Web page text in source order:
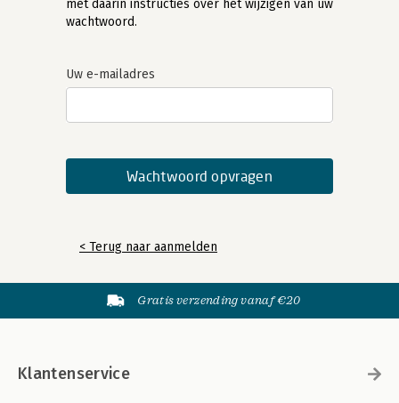
met daarin instructies over het wijzigen van uw
wachtwoord.
Uw e-mailadres
< Terug naar aanmelden
Gratis verzending vanaf €20
Klantenservice